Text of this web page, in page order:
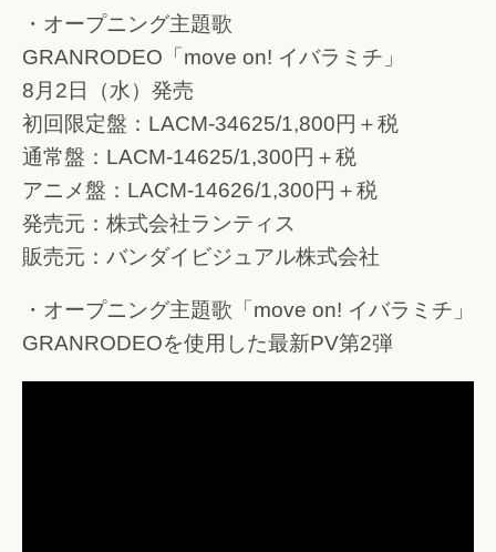
・オープニング主題歌
GRANRODEO「move on! イバラミチ」
8月2日（水）発売
初回限定盤：LACM-34625/1,800円＋税
通常盤：LACM-14625/1,300円＋税
アニメ盤：LACM-14626/1,300円＋税
発売元：株式会社ランティス
販売元：バンダイビジュアル株式会社
・オープニング主題歌「move on! イバラミチ」
GRANRODEOを使用した最新PV第2弾